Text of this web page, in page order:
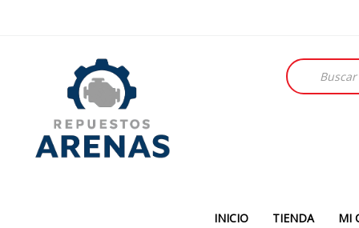
Búsqueda
de
productos
INICIO TIENDA MI